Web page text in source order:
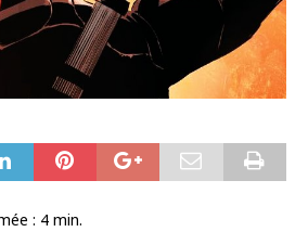
: 4 min.